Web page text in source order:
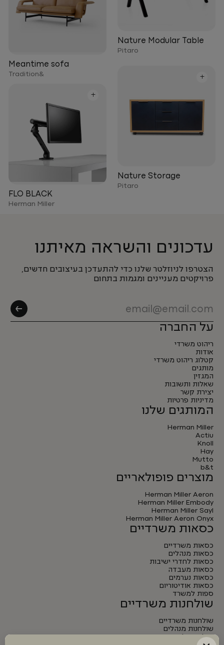
Meantime sofa
Tradition&
Nature Modular Table
Pitaro
+
Nature Storage
Pitaro
+
FLO BLACK
Herman Miller
עדכונים והשראה מאיתנו
הצטרפו לניוזלטר שלנו כדי להתעדכן בעיצובים חדשים,
פרויקטים מעניינים ומגמות בתחום
על החברה
ריהוט משרדי
אודות
קטלוג ריהוט משרדי
מותגים
המגזין
שאלות ותשובות
יצירת קשר
מדיניות פרטיות
המותגים שלנו
Herman Miller
Actiu
Knoll
Hay
Mutto
b&t
מוצרים פופולאריים
Herman Miller Aeron
Herman Miller Embody
Herman Miller Sayl
Herman Miller Aeron Onyx
כסאות משרדיים
כסאות משרדיים
כסאות מנהלים
כסאות לחדרי ישיבות
כסאות מעבדה
כסאות נערמים
כסאות אודיטוריום
ספות למשרד
שולחנות משרדיים
שולחנות משרדיים
שולחנות מנהלים
שולחנות לחדרי ישיבות